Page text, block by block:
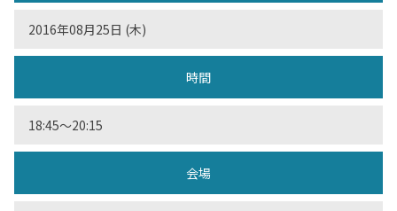
2016年08月25日 (木)
時間
18:45〜20:15
会場